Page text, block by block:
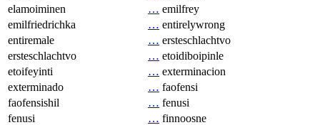
elamoiminen
… emilfrey
emilfriedrichka
… entirelywrong
entiremale
… ersteschlachtvo
ersteschlachtvo
… etoidiboipinle
etoifeyinti
… exterminacion
exterminado
… faofensi
faofensishil
… fenusi
fenusi
… finnoosne